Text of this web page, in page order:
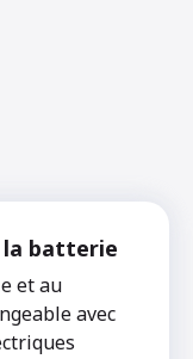
batterie
et au
avec